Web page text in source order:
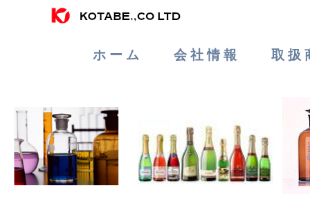
ホ ー ム 会 社 情 報 取 扱